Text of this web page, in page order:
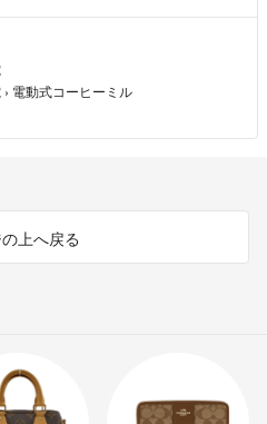
› 電動式コーヒーミル
上へ戻る